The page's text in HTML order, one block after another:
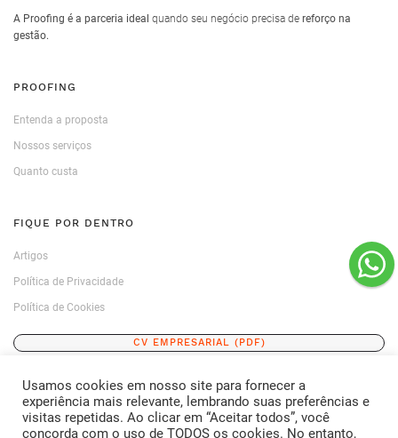
A Proofing é a parceria ideal quando seu negócio precisa de reforço na
gestão.
PROOFING
Entenda a proposta
Nossos serviços
Quanto custa
FIQUE POR DENTRO
Artigos
Política de Privacidade
Política de Cookies
CV EMPRESARIAL (PDF)
ENTRE EM CONTATO
FALE CONOSCO
Usamos cookies em nosso site para fornecer a
experiência mais relevante, lembrando suas preferências e
visitas repetidas. Ao clicar em “Aceitar todos”, você
concorda com o uso de TODOS os cookies. No entanto,